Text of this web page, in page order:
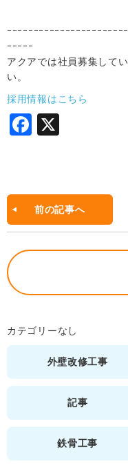
ｰｰｰｰｰｰｰｰｰｰｰｰｰｰｰｰｰｰｰｰｰｰ
ｰｰｰｰｰ
アクアでは社員募集して
い。
採用情報はこちら
F
e
b
o
o
前の記事へ
カテゴリーなし
外壁改修工事
記事
鉄骨工事